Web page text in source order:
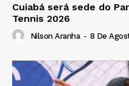
Cuiabá será sede do
Tennis 2026
Nilson Aranha - 8 De